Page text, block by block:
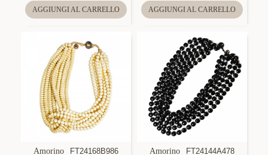
AGGIUNGI AL CARRELLO AGGIUNGI AL CARRELLO
Amorino FT24168B986 Amorino FT24144A478